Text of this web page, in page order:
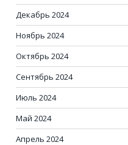
Декабрь 2024
Ноябрь 2024
Октябрь 2024
Сентябрь 2024
Июль 2024
Май 2024
Апрель 2024